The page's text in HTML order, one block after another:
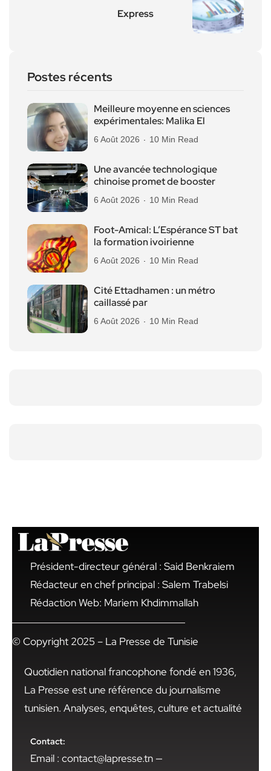
Express
Postes récents
Meilleure moyenne en sciences
expérimentales: Malika El
6 Août 2026 10 Min Read
Une avancée technologique
chinoise promet de booster
6 Août 2026 10 Min Read
Foot-Amical: L’Espérance ST bat
la formation ivoirienne
6 Août 2026 10 Min Read
Cité Ettadhamen : un métro
caillassé par
6 Août 2026 10 Min Read
Président-directeur général : Said Benkraiem
Rédacteur en chef principal : Salem Trabelsi
Rédaction Web: Mariem Khdimmallah
© Copyright 2025 – La Presse de Tunisie
Quotidien national francophone fondé en 1936,
La Presse est une référence du journalisme
tunisien. Analyses, enquêtes, culture et actualité
Contact:
Email : contact@lapresse.tn —